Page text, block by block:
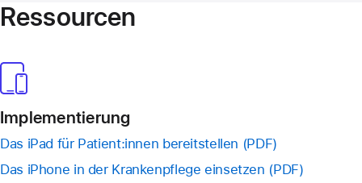
Res­sourcen
Imple­men­tie­rung
Das iPad für Patient:innen bereitstellen (PDF)
Das iPhone in der Krankenpflege einsetzen (PDF)